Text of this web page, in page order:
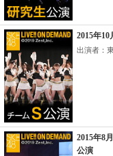
2015年
出演者：
2015年8
公演